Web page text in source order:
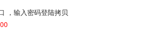
，输入密码登陆拷贝